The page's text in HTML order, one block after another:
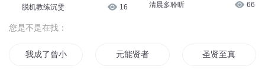
脱机教练沉雯 16 清晨多聆听 66
您是不是在找：
我成了曾小贤 元能贤者 圣贤至真